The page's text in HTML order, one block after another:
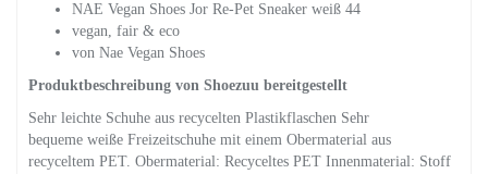
NAE Vegan Shoes Jor Re-Pet Sneaker weiß 44
vegan, fair & eco
von Nae Vegan Shoes
Produktbeschreibung von Shoezuu bereitgestellt
Sehr leichte Schuhe aus recycelten Plastikflaschen Sehr
bequeme weiße Freizeitschuhe mit einem Obermaterial aus
recyceltem PET. Obermaterial: Recyceltes PET Innenmaterial: Stoff